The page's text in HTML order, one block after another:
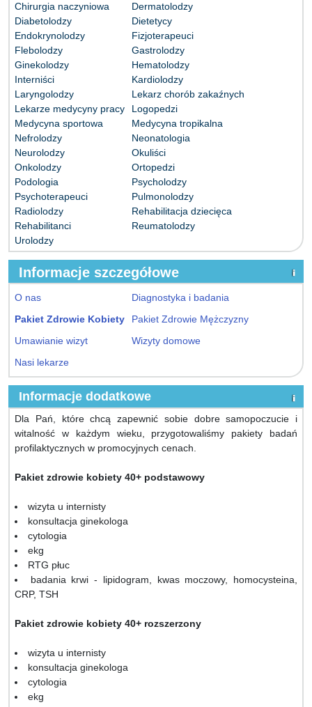
Chirurgia naczyniowa
Dermatolodzy
Diabetolodzy
Dietetycy
Endokrynolodzy
Fizjoterapeuci
Flebolodzy
Gastrolodzy
Ginekolodzy
Hematolodzy
Interniści
Kardiolodzy
Laryngolodzy
Lekarz chorób zakaźnych
Lekarze medycyny pracy
Logopedzi
Medycyna sportowa
Medycyna tropikalna
Nefrolodzy
Neonatologia
Neurolodzy
Okuliści
Onkolodzy
Ortopedzi
Podologia
Psycholodzy
Psychoterapeuci
Pulmonolodzy
Radiolodzy
Rehabilitacja dziecięca
Rehabilitanci
Reumatolodzy
Urolodzy
Informacje szczegółowe
O nas
Diagnostyka i badania
Pakiet Zdrowie Kobiety
Pakiet Zdrowie Mężczyzny
Umawianie wizyt
Wizyty domowe
Nasi lekarze
Informacje dodatkowe
Dla Pań, które chcą zapewnić sobie dobre samopoczucie i
witalność w każdym wieku, przygotowaliśmy pakiety badań
profilaktycznych w promocyjnych cenach.
Pakiet zdrowie kobiety 40+ podstawowy
wizyta u internisty
konsultacja ginekologa
cytologia
ekg
RTG płuc
badania krwi - lipidogram, kwas moczowy, homocysteina,
CRP, TSH
Pakiet zdrowie kobiety 40+ rozszerzony
wizyta u internisty
konsultacja ginekologa
cytologia
ekg